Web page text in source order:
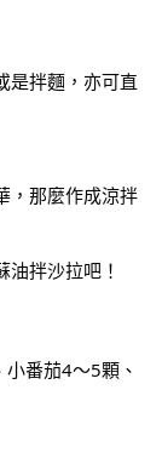
是拌麵，亦可直
，那麼作成涼拌
拌沙拉吧！
番茄4～5顆、